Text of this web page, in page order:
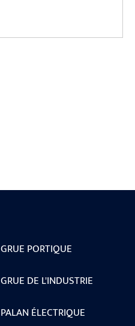
GRUE PORTIQUE
GRUE DE L'INDUSTRIE
PALAN ÉLECTRIQUE